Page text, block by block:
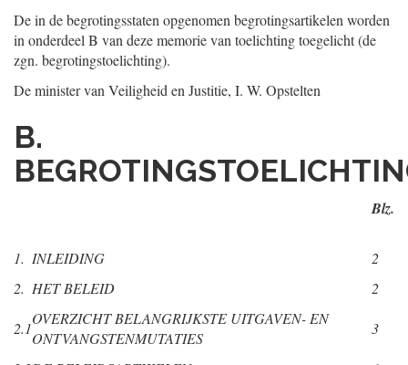
De in de begrotingsstaten opgenomen begrotingsartikelen worden
in onderdeel B van deze memorie van toelichting toegelicht (de
zgn. begrotingstoelichting).
De minister van Veiligheid en Justitie, I. W. Opstelten
B.
Blz.
1. INLEIDING
2
2. HET BELEID 2
2.1
OVERZICHT BELANGRIJKSTE UITGAVEN- EN
ONTVANGSTENMUTATIES
3